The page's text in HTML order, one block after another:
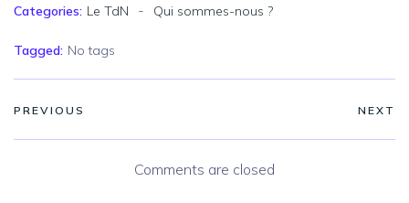
Categories: Le TdN - Qui sommes-nous ?
Tagged: No tags
PREVIOUS NEXT
Comments are closed